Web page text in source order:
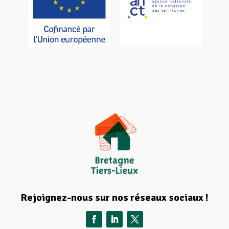
Rejoignez-nous sur nos réseaux sociaux !